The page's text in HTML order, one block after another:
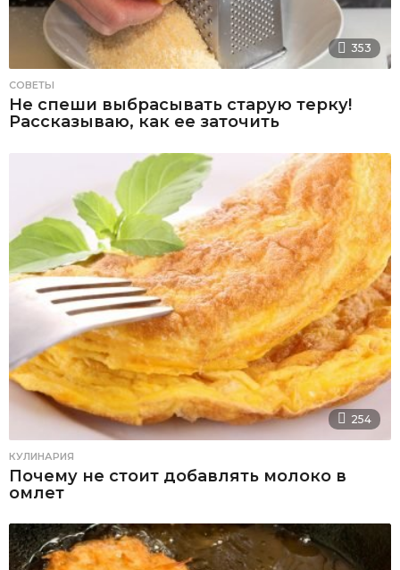
353
СОВЕТЫ
Не спеши выбрасывать старую терку!
Рассказываю, как ее заточить
254
КУЛИНАРИЯ
Почему не стоит добавлять молоко в
омлет